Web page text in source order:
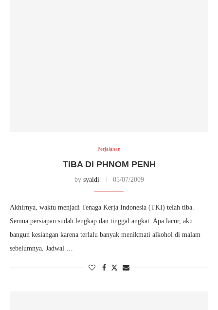
Perjalanan
TIBA DI PHNOM PENH
by syaldi 05/07/2009
Akhirnya, waktu menjadi Tenaga Kerja Indonesia (TKI) telah tiba.
Semua persiapan sudah lengkap dan tinggal angkat. Apa lacur, aku
bangun kesiangan karena terlalu banyak menikmati alkohol di malam
sebelumnya. Jadwal …